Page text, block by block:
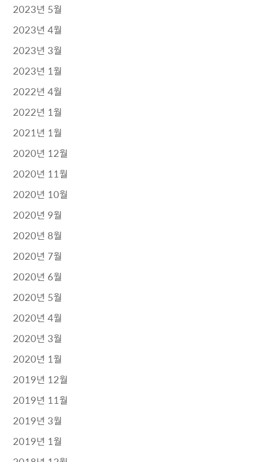
2023년 5월
2023년 4월
2023년 3월
2023년 1월
2022년 4월
2022년 1월
2021년 1월
2020년 12월
2020년 11월
2020년 10월
2020년 9월
2020년 8월
2020년 7월
2020년 6월
2020년 5월
2020년 4월
2020년 3월
2020년 1월
2019년 12월
2019년 11월
2019년 3월
2019년 1월